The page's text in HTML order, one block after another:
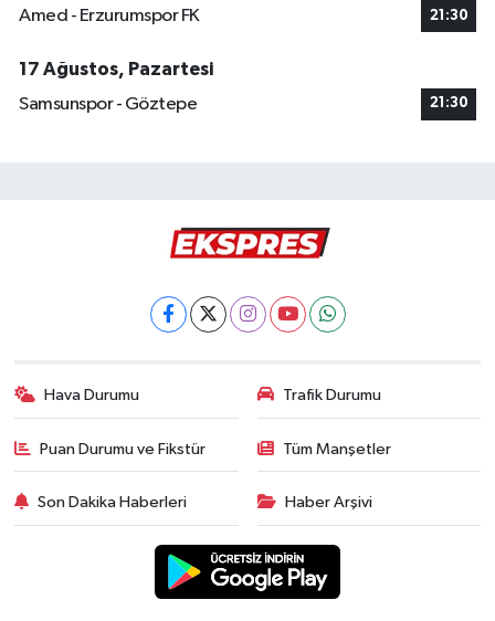
Amed - Erzurumspor FK 21:30
17 Ağustos, Pazartesi
Samsunspor - Göztepe
21:30
Hava Durumu Trafik Durumu
Puan Durumu ve Fikstür Tüm Manşetler
Son Dakika Haberleri Haber Arşivi